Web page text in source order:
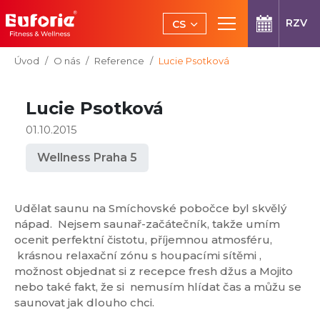
Přeskočit na hlavní obsah
CS
EN
RZV
Jsi tady:
Úvod O nás Reference Lucie Psotková
Lucie Psotková
01.10.2015
Wellness Praha 5
Udělat saunu na Smíchovské pobočce byl skvělý
nápad. Nejsem saunař-začátečník, takže umím
ocenit perfektní čistotu, příjemnou atmosféru,
krásnou relaxační zónu s houpacími sítěmi ,
možnost objednat si z recepce fresh džus a Mojito
nebo také fakt, že si nemusím hlídat čas a můžu se
saunovat jak dlouho chci.